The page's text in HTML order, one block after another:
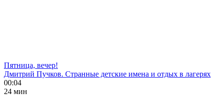
Пятница, вечер!
Дмитрий Пучков. Странные детские имена и отдых в лагерях
00:04
24 мин